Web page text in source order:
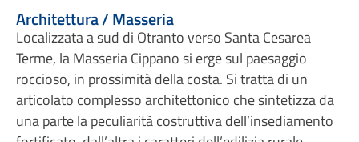
Architettura / Masseria
Localizzata a sud di Otranto verso Santa Cesarea
Terme, la Masseria Cippano si erge sul paesaggio
roccioso, in prossimità della costa. Si tratta di un
articolato complesso architettonico che sintetizza da
una parte la peculiarità costruttiva dell’insediamento